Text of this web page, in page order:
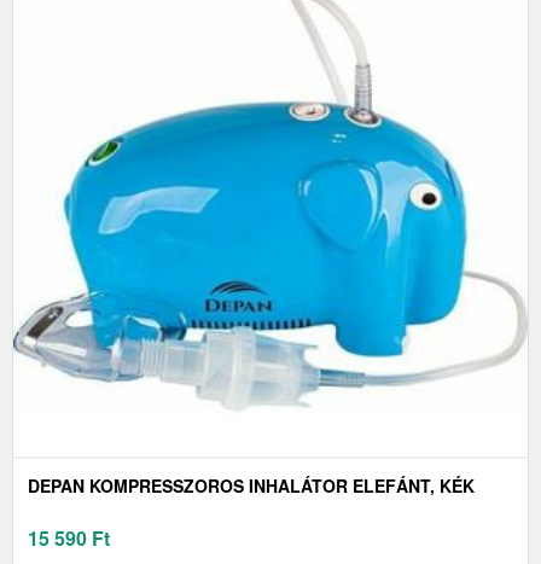
DEPAN KOMPRESSZOROS INHALÁTOR ELEFÁNT, KÉK
15 590 Ft